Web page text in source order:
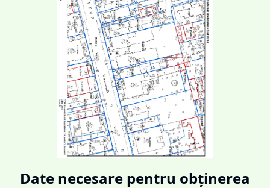
Date necesare pentru obținerea